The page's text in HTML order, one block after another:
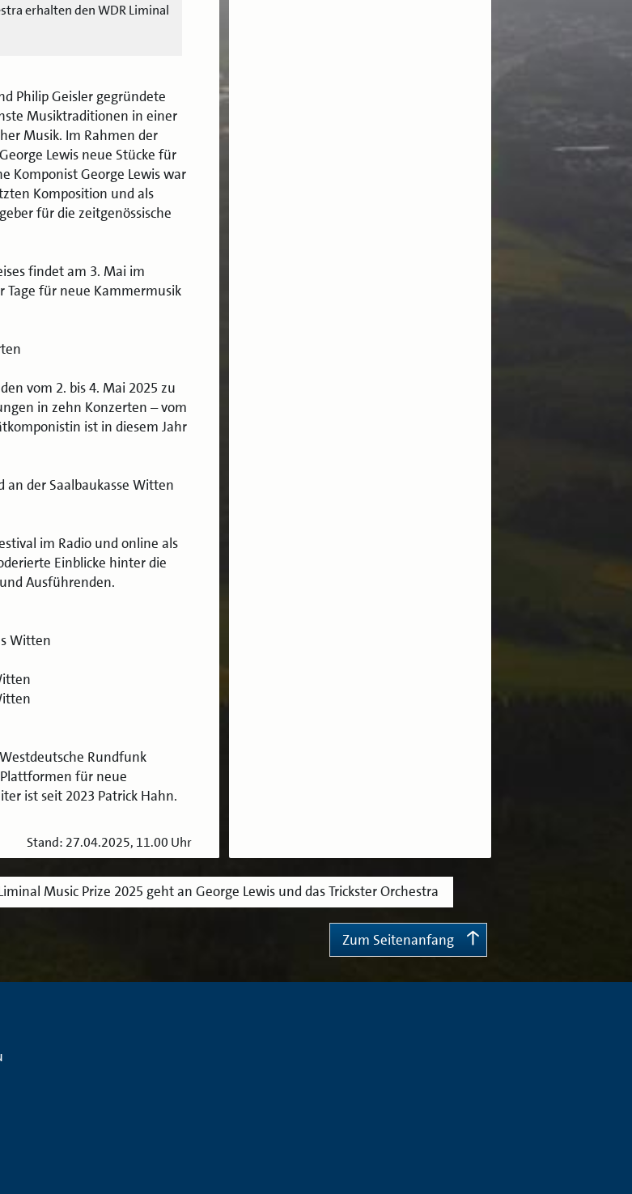
erhalten den WDR Liminal
Philip Geisler gegründete
Musiktraditionen in einer
Musik. Im Rahmen der
Lewis neue Stücke für
Komponist George Lewis war
Komposition und als
für die zeitgenössische
findet am 3. Mai im
für neue Kammermusik
vom 2. bis 4. Mai 2025 zu
in zehn Konzerten – vom
ist in diesem Jahr
der Saalbaukasse Witten
im Radio und online als
Einblicke hinter die
Ausführenden.
Witten
Rundfunk
für neue
ist seit 2023 Patrick Hahn.
Stand: 27.04.2025, 11.00 Uhr
Music Prize 2025 geht an George Lewis und das Trickster Orchestra
Zum Seitenanfang